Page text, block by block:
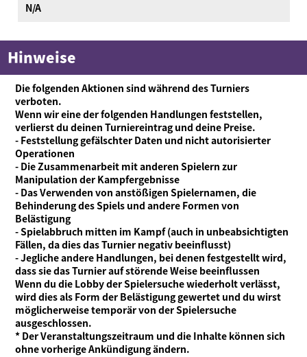
N/A
Hinweise
Die folgenden Aktionen sind während des Turniers
verboten.
Wenn wir eine der folgenden Handlungen feststellen,
verlierst du deinen Turniereintrag und deine Preise.
- Feststellung gefälschter Daten und nicht autorisierter
Operationen
- Die Zusammenarbeit mit anderen Spielern zur
Manipulation der Kampfergebnisse
- Das Verwenden von anstößigen Spielernamen, die
Behinderung des Spiels und andere Formen von
Belästigung
- Spielabbruch mitten im Kampf (auch in unbeabsichtigten
Fällen, da dies das Turnier negativ beeinflusst)
- Jegliche andere Handlungen, bei denen festgestellt wird,
dass sie das Turnier auf störende Weise beeinflussen
Wenn du die Lobby der Spielersuche wiederholt verlässt,
wird dies als Form der Belästigung gewertet und du wirst
möglicherweise temporär von der Spielersuche
ausgeschlossen.
* Der Veranstaltungszeitraum und die Inhalte können sich
ohne vorherige Ankündigung ändern.